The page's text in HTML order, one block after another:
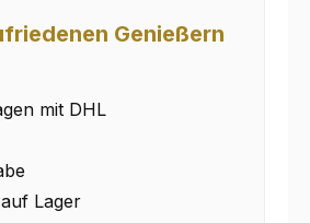
Genießern
mit DHL
Lager